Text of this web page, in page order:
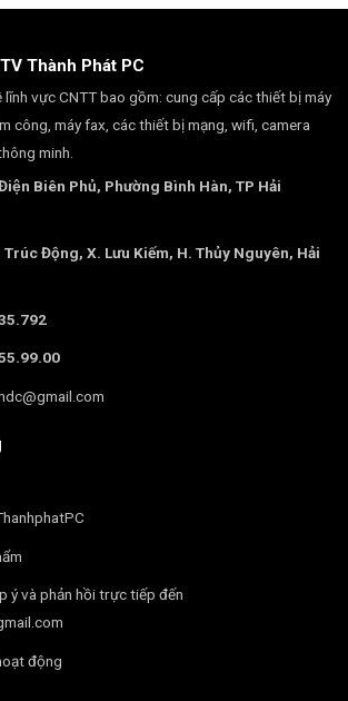
Thành Phát PC
lĩnh vực CNTT bao gồm: cung cấp các thiết bị máy
công, máy fax, các thiết bị mạng, wifi, camera
minh.
Biên Phủ, Phường Bình Hàn, TP Hải
Động, X. Lưu Kiếm, H. Thủy Nguyên, Hải
ý và phản hồi trực tiếp đến
động